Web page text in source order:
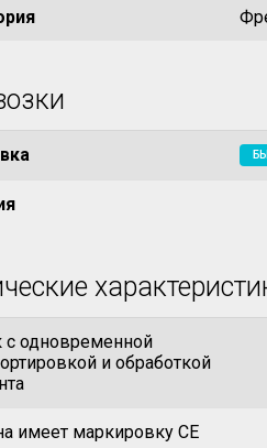
с одновременной
и обработкой
имеет маркировку CE